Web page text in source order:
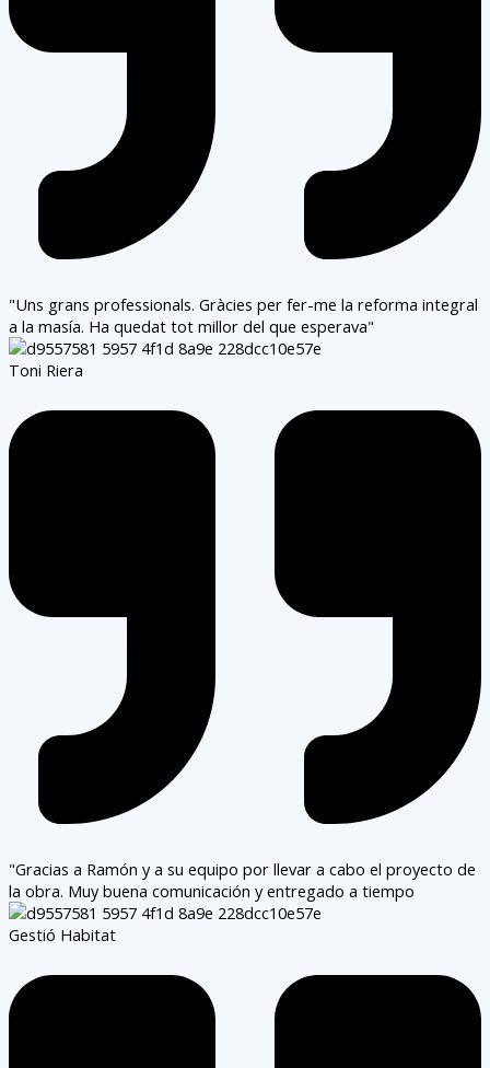
"Uns grans professionals. Gràcies per fer-me la reforma integral
a la masía. Ha quedat tot millor del que esperava"
Toni Riera
"Gracias a Ramón y a su equipo por llevar a cabo el proyecto de
la obra. Muy buena comunicación y entregado a tiempo
Gestió Habitat